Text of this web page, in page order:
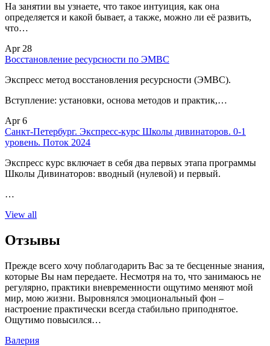
На занятии вы узнаете, что такое интуиция, как она
определяется и какой бывает, а также, можно ли её развить,
что…
Apr 28
Восстановление ресурсности по ЭМВС
Экспресс метод восстановления ресурсности (ЭМВС).
Вступление: установки, основа методов и практик,…
Apr 6
Санкт-Петербург. Экспресс-курс Школы дивинаторов. 0-1
уровень. Поток 2024
Экспресс курс включает в себя два первых этапа программы
Школы Дивинаторов: вводный (нулевой) и первый.
…
View all
Отзывы
Прежде всего хочу поблагодарить Вас за те бесценные знания,
которые Вы нам передаете. Несмотря на то, что занимаюсь не
регулярно, практики вневременности ощутимо меняют мой
мир, мою жизни. Выровнялся эмоциональный фон –
настроение практически всегда стабильно приподнятое.
Ощутимо повысился…
Валерия